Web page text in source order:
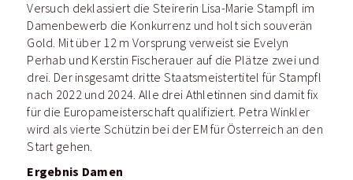
Versuch deklassiert die Steirerin Lisa-Marie Stampfl im
Damenbewerb die Konkurrenz und holt sich souverän
Gold. Mit über 12 m Vorsprung verweist sie Evelyn
Perhab und Kerstin Fischerauer auf die Plätze zwei und
drei. Der insgesamt dritte Staatsmeistertitel für Stampfl
nach 2022 und 2024. Alle drei Athletinnen sind damit fix
für die Europameisterschaft qualifiziert. Petra Winkler
wird als vierte Schützin bei der EM für Österreich an den
Start gehen.
Ergebnis Damen